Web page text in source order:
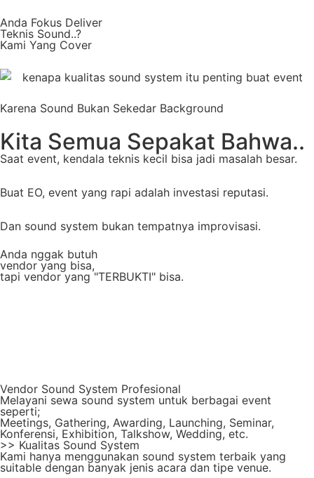
Anda Fokus Deliver
Teknis Sound..?
Kami Yang Cover
Karena Sound Bukan Sekedar Background
Kita Semua Sepakat Bahwa..
Saat event, kendala teknis kecil bisa jadi masalah besar.
Buat EO, event yang rapi adalah investasi reputasi.
Dan sound system bukan tempatnya improvisasi.
Anda nggak butuh
vendor yang bisa,
tapi vendor yang "TERBUKTI" bisa.
Vendor Sound System Profesional
Melayani sewa sound system untuk berbagai event
seperti;
Meetings, Gathering, Awarding, Launching, Seminar,
Konferensi, Exhibition, Talkshow, Wedding, etc.
>> Kualitas Sound System
Kami hanya menggunakan sound system terbaik yang
suitable dengan banyak jenis acara dan tipe venue.